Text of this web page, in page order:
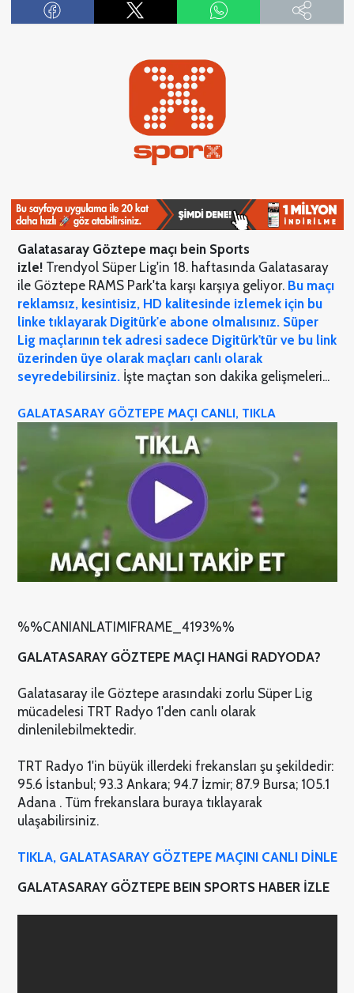
Galatasaray Göztepe maçı bein Sports
izle! Trendyol Süper Lig'in 18. haftasında Galatasaray
ile Göztepe RAMS Park'ta karşı karşıya geliyor. Bu maçı
reklamsız, kesintisiz, HD kalitesinde izlemek için bu
linke tıklayarak Digitürk'e abone olmalısınız. Süper
Lig maçlarının tek adresi sadece Digitürk'tür ve bu link
üzerinden üye olarak maçları canlı olarak
seyredebilirsiniz.İşte maçtan son dakika gelişmeleri...
GALATASARAY GÖZTEPE MAÇI CANLI, TIKLA
%%CANIANLATIMIFRAME_4193%%
GALATASARAY GÖZTEPE MAÇI HANGİ RADYODA?
Galatasaray ile Göztepe arasındaki zorlu Süper Lig
mücadelesi TRT Radyo 1'den canlı olarak
dinlenilebilmektedir.
TRT Radyo 1'in büyük illerdeki frekansları şu şekildedir:
95.6 İstanbul; 93.3 Ankara; 94.7 İzmir; 87.9 Bursa; 105.1
Adana . Tüm frekanslara buraya tıklayarak
ulaşabilirsiniz.
TIKLA, GALATASARAY GÖZTEPE MAÇINI CANLI DİNLE
GALATASARAY GÖZTEPE BEIN SPORTS HABER İZLE